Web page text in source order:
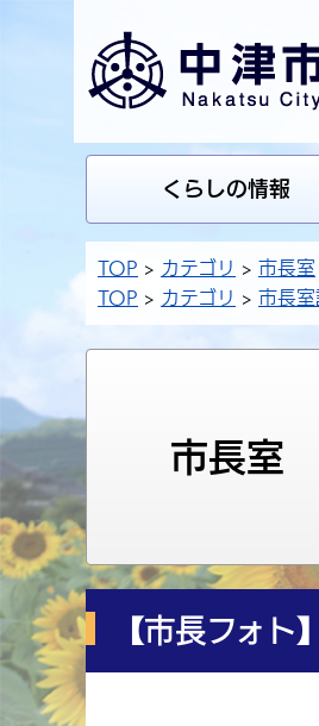
くらしの情報
TOP カテゴリ 市長室
TOP
カテゴリ 市長
市長室
【市長フォ